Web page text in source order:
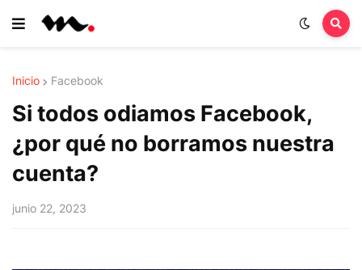
Inicio Facebook
Si todos odiamos Facebook,
¿por qué no borramos nuestra
cuenta?
junio 22, 2023